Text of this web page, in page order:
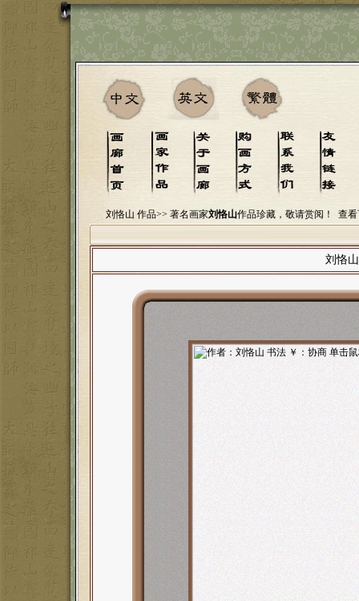
刘恪山 作品>> 著名画家刘恪山作品珍藏，敬请赏阅！ 查
刘恪